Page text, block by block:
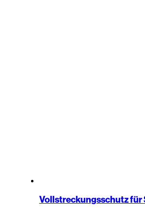
Vollstreckungsschutz für